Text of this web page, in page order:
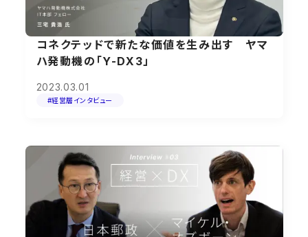
コネクテッドで新たな価値を生み出す ヤマ
ハ発動機の「Y-DX3」
2023.03.01
#経営層インタビュー